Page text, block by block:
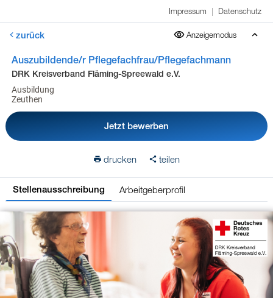
Impressum | Datenschutz
zurück Anzeigemodus
Auszubildende/r Pflegefachfrau/Pflegefachmann
DRK Kreisverband Fläming-Spreewald e.V.
Ausbildung
Zeuthen
Jetzt bewerben
drucken teilen
Stellenausschreibung Arbeitgeberprofil